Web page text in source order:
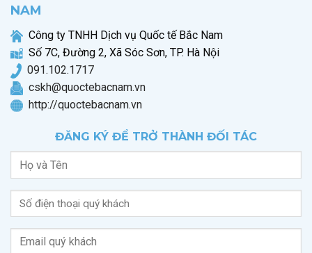
NAM
Công ty TNHH Dịch vụ Quốc tế Bắc Nam
Số 7C, Đường 2, Xã Sóc Sơn, TP. Hà Nội
091.102.1717
cskh@quoctebacnam.vn
http://quoctebacnam.vn
ĐĂNG KÝ ĐỂ TRỞ THÀNH ĐỐI TÁC